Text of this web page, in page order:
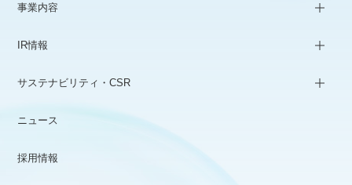
事業内容
IR情報
サステナビリティ・CSR
ニュース
採用情報